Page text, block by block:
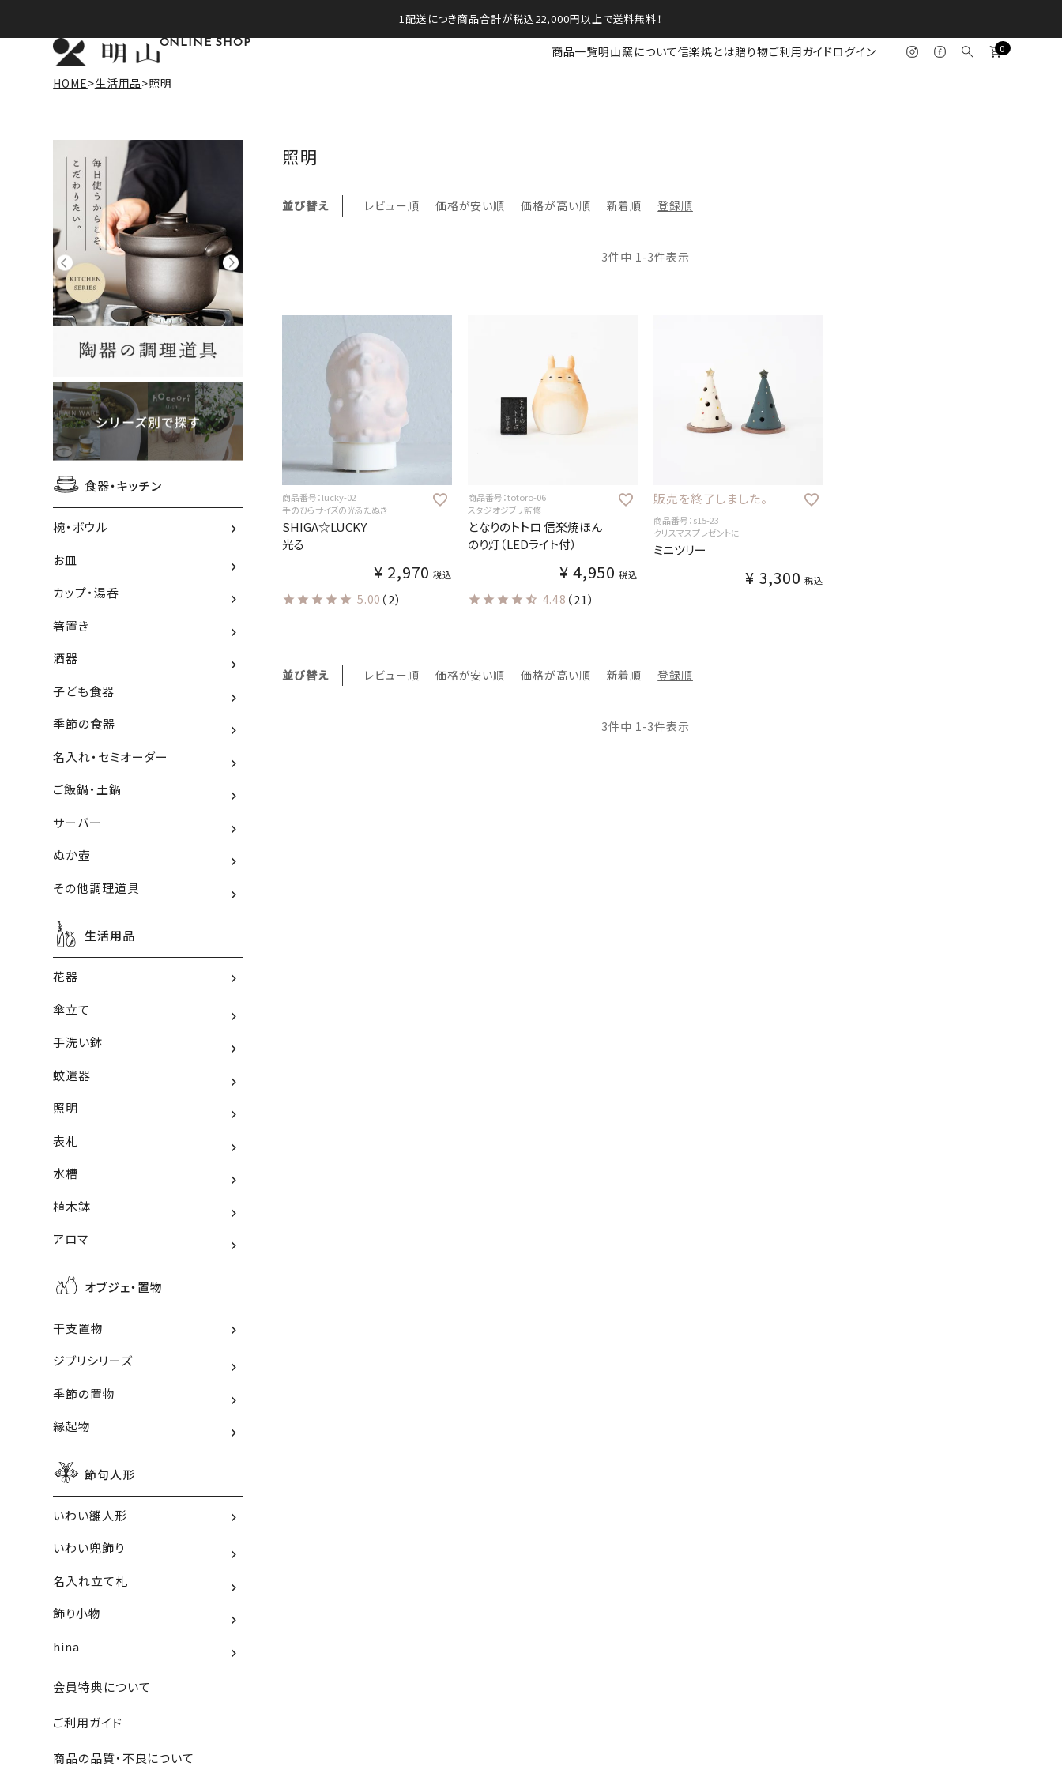
1配送につき商品合計が税込22,000円以上で送料無料！
ONLINE SHOP
商品一覧明山窯について信楽焼とは贈り物ご利用ガイドログイン 0
HOME 生活用品 照明
食器・キッチン
椀・ボウル
お皿
カップ・湯呑
箸置き
酒器
子ども食器
季節の食器
名入れ・セミオーダー
ご飯鍋・土鍋
サーバー
ぬか壺
その他調理道具
生活用品
花器
傘立て
手洗い鉢
蚊遣器
照明
表札
水槽
植木鉢
アロマ
オブジェ・置物
干支置物
ジブリシリーズ
季節の置物
縁起物
節句人形
いわい雛人形
いわい兜飾り
名入れ立て札
飾り小物
hina
会員特典について
ご利用ガイド
商品の品質・不良について
照明
並び替え レビュー順 価格が安い順 価格が高い順 新着順 登録順
3件中 1 -3件表示
商品番号：lucky-02
手のひらサイズの光るたぬき
SHIGA☆LUCKY
光る
¥ 2,970 税込
5.00 （2）
商品番号：totoro-06
スタジオジブリ監修
となりのトトロ 信楽焼ほん
のり灯（LEDライト付）
¥ 4,950 税込
4.48 （21）
販売を終了しました。
商品番号：s15-23
クリスマスプレゼントに
ミニツリー
¥ 3,300 税込
並び替え レビュー順 価格が安い順 価格が高い順 新着順 登録順
3件中 1 -3件表示